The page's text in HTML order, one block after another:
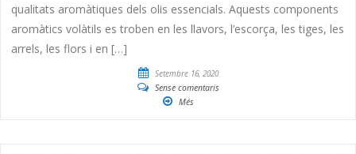
qualitats aromàtiques dels olis essencials. Aquests components
aromàtics volàtils es troben en les llavors, l’escorça, les tiges, les
arrels, les flors i en […]
Setembre 16, 2020
Sense comentaris
Més